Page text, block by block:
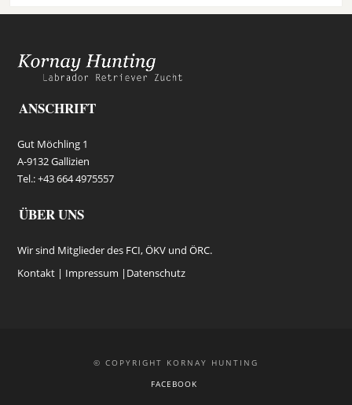
ANSCHRIFT
Gut Möchling 1
A-9132 Gallizien
Tel.: +43 664 4975557
ÜBER UNS
Wir sind Mitglieder des FCI, ÖKV und ÖRC.
Kontakt | Impressum | Datenschutz
© COPYRIGHT KORNAY HUNTING
FACEBOOK